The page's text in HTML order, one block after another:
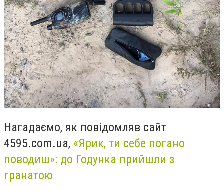
Нагадаємо, як повідомляв сайт
4595.com.ua, «Ярик, ти себе погано
поводиш»: до Годунка прийшли з
гранатою